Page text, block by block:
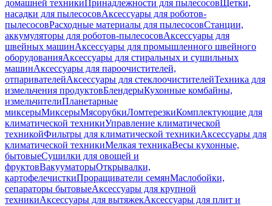
домашней техникиПринадлежности для пылесосовЩетки,
насадки для пылесосовАксессуары для роботов-
пылесосовРасходные материалы для пылесосовСтанции,
аккумуляторы для роботов-пылесосовАксессуары для
швейных машинАксессуары для промышленного швейного
оборудованияАксессуары для стиральных и сушильных
машинАксессуары для пароочистителей,
отпаривателейАксессуары для стеклоочистителейТехника для
измельчения продуктовБлендерыКухонные комбайны,
измельчителиПланетарные
миксерыМиксерыМясорубкиЛомтерезкиКомплектующие для
климатической техникиУправление климатической
техникойФильтры для климатической техникиАксессуары для
климатической техникиМелкая техникаВесы кухонные,
бытовыеСушилки для овощей и
фруктовВакууматорыОткрывалки,
картофелечисткиПроращиватели семянМаслобойки,
сепараторы бытовыеАксессуары для крупной
техникиАксессуары для вытяжекАксессуары для плит и